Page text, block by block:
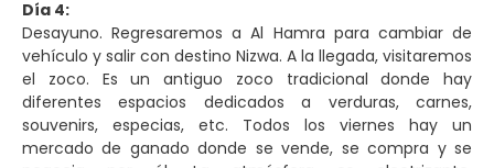
Día 4:
Desayuno. Regresaremos a Al Hamra para cambiar de
vehículo y salir con destino Nizwa. A la llegada, visitaremos
el zoco. Es un antiguo zoco tradicional donde hay
diferentes espacios dedicados a verduras, carnes,
souvenirs, especias, etc. Todos los viernes hay un
mercado de ganado donde se vende, se compra y se